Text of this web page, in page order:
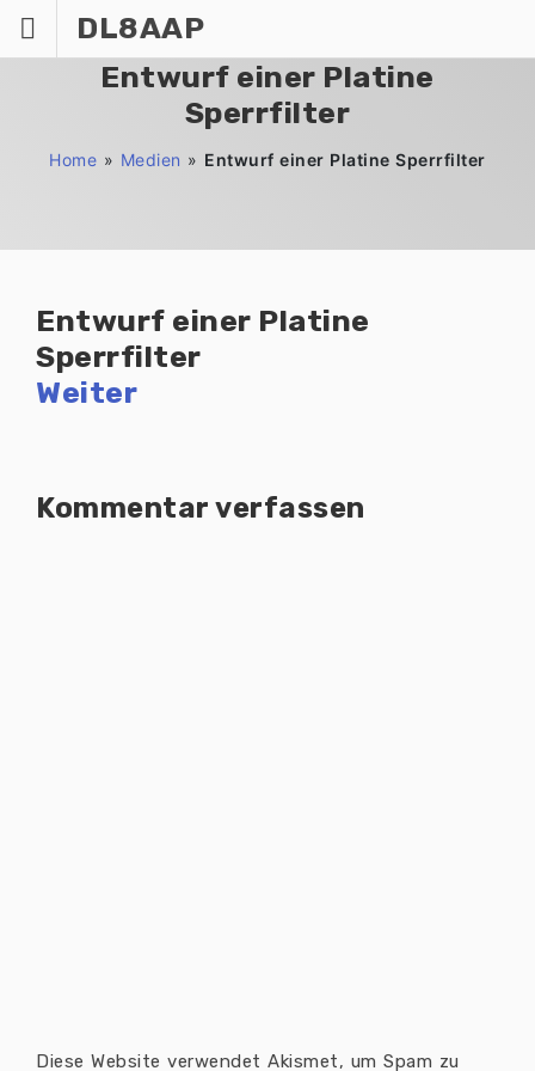
Inhalt
springen
DL8AAP
Entwurf einer Platine
Sperrfilter
Home » Medien » Entwurf einer Platine Sperrfilter
Entwurf einer Platine
Sperrfilter
Weiter
Kommentar verfassen
Diese Website verwendet Akismet, um Spam zu